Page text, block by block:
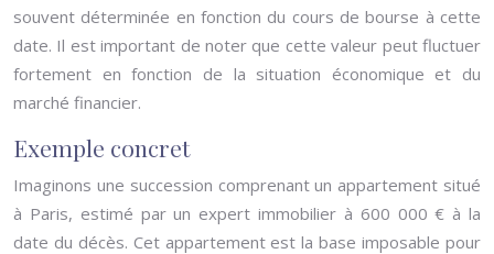
souvent déterminée en fonction du cours de bourse à cette
date. Il est important de noter que cette valeur peut fluctuer
fortement en fonction de la situation économique et du
marché financier.
Exemple concret
Imaginons une succession comprenant un appartement situé
à Paris, estimé par un expert immobilier à 600 000 € à la
date du décès. Cet appartement est la base imposable pour